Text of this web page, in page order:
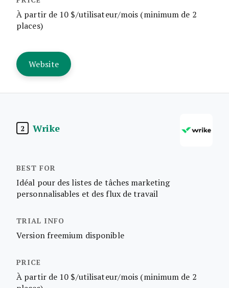
À partir de 10 $/utilisateur/mois (minimum de 2
places)
Website
2 Wrike
Idéal pour des listes de tâches marketing
personnalisables et des flux de travail
Version freemium disponible
À partir de 10 $/utilisateur/mois (minimum de 2